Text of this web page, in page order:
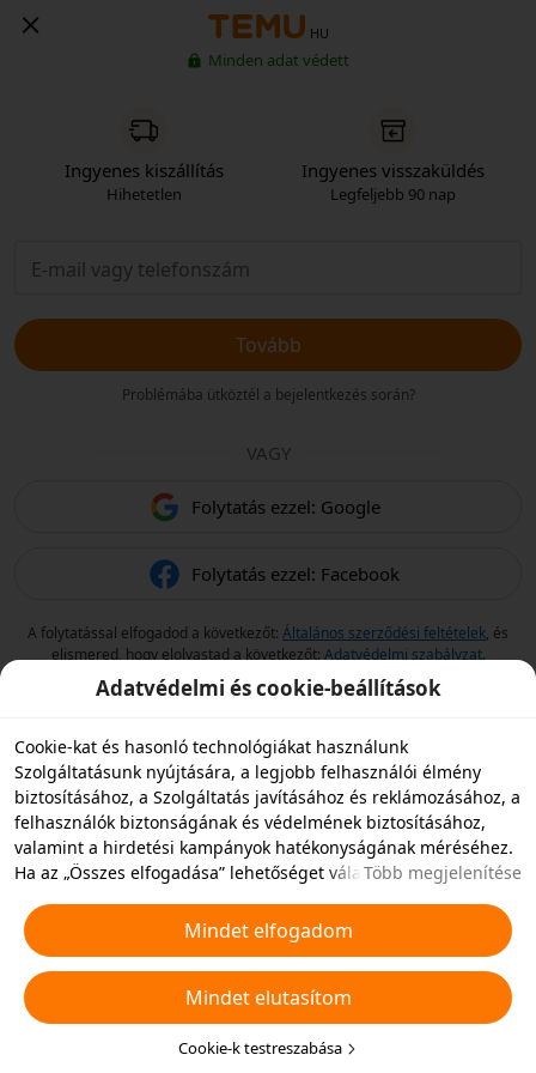
HU
Minden adat védett
Ingyenes kiszállítás
Hihetetlen
Ingyenes visszaküldés
Legfeljebb 90 nap
Tovább
Problémába ütköztél a bejelentkezés során?
VAGY
Folytatás ezzel: Google
Folytatás ezzel: Facebook
A folytatással elfogadod a következőt: Általános szerződési feltételek, és
elismered, hogy elolvastad a következőt: Adatvédelmi szabályzat.
Adatvédelmi és cookie-beállítások
Cookie-kat és hasonló technológiákat használunk
Szolgáltatásunk nyújtására, a legjobb felhasználói élmény
biztosításához, a Szolgáltatás javításához és reklámozásához, a
felhasználók biztonságának és védelmének biztosításához,
valamint a hirdetési kampányok hatékonyságának méréséhez.
Ha az „Összes elfogadása” lehetőséget választja, akkor
hasonló technológiákat tároljunk az eszközén hirdetési célokra.
Elutasíthatja az összes nem alapvető cookie-t, vagy az alábbi
„Cookie-k testreszabása” gombra kattintva vagy az adatvédelmi
beállításoknál bármikor kiválaszthatja, hogy mely típusú
cookie-kat szeretné elfogadni vagy letiltani. További
Cookie-kra és hasonló technológiákra
Több megjelenítése
Mindet elfogadom
Mindet elutasítom
Cookie-k testreszabása